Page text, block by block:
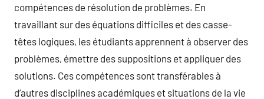
compétences de résolution de problèmes. En
travaillant sur des équations difficiles et des casse-
têtes logiques, les étudiants apprennent à observer des
problèmes, émettre des suppositions et appliquer des
solutions. Ces compétences sont transférables à
d’autres disciplines académiques et situations de la vie